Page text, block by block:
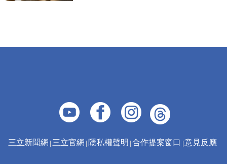
三立新聞網 三立官網 隱私權聲明 合作提案窗口 意見反應